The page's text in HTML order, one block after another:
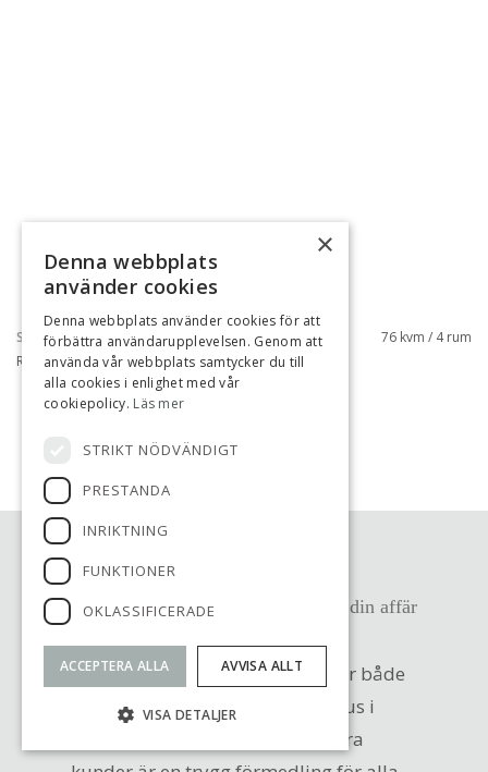
SILVERDAL, SOLLENTUNA
RÅDANS GÅRDSVÄG 60
76 kvm / 4 rum
Med stort engagemang för dig och din affär
Vi på Susanne Persson förmedlar både
villor, bostadsrätter och fritidshus i
Stockholm. Det vi vill erbjuda våra
×
Denna webbplats
använder cookies
Denna webbplats använder cookies för att
förbättra användarupplevelsen. Genom att
använda vår webbplats samtycker du till
alla cookies i enlighet med vår
cookiepolicy. Läs mer
STRIKT NÖDVÄNDIGT
PRESTANDA
INRIKTNING
FUNKTIONER
OKLASSIFICERADE
ACCEPTERA ALLA AVVISA ALLT
VISA DETALJER